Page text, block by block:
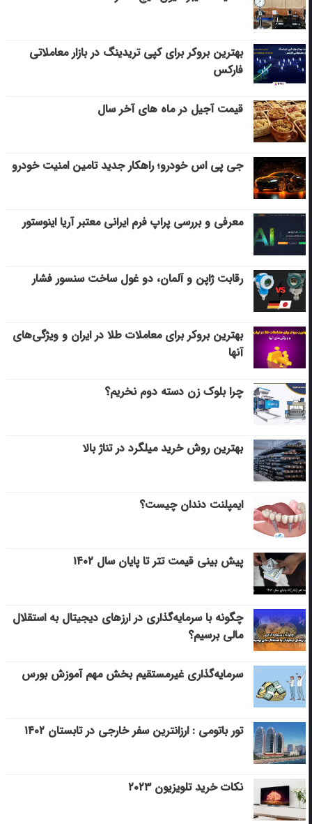
بهترین بروکر برای کپی‌ تریدینگ در بازار معاملاتی
فارکس
قیمت آجیل در ماه های آخر سال
جی پی اس خودرو؛ راهکار جدید تامین امنیت خودرو
معرفی و بررسی پراپ فرم ایرانی معتبر آریا اینوستور
رقابت ژاپن و آلمان، دو غول ساخت سنسور فشار
بهترین بروکر برای معاملات طلا در ایران و ویژگی‌های
آنها
چرا بلوک زن دسته دوم نخریم؟
بهترین روش خرید میلگرد در تناژ بالا
ایمپلنت دندان چیست؟
پیش بینی قیمت تتر تا پایان سال ۱۴۰۲
چگونه با سرمایه‌گذاری در ارزهای دیجیتال به استقلال
مالی برسیم؟
سرمایه‌گذاری غیرمستقیم بخش مهم آموزش بورس
تور باتومی : ارزانترین سفر خارجی در تابستان ۱۴۰۲
نکات خرید تلویزیون ۲۰۲۳